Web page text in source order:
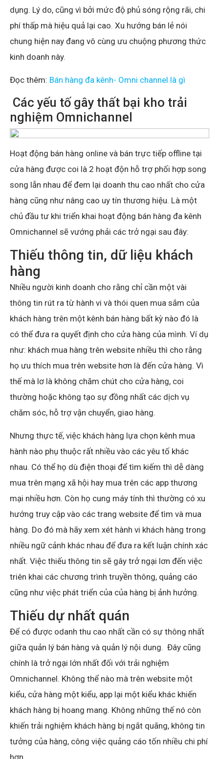
dụng. Lý do, cũng vì bởi mức độ phủ sóng rộng rãi, chi
phí thấp mà hiệu quả lại cao. Xu hướng bán lẻ nói
chung hiện nay đang vô cùng ưu chuộng phương thức
kinh doanh này.
Đọc thêm: Bán hàng đa kênh- Omni channel là gì
Các yếu tố gây thất bại kho trải
nghiệm Omnichannel
Hoạt động bán hàng online và bán trực tiếp offline tại
cửa hàng được coi là 2 hoạt độn hỗ trợ phối hợp song
song lẫn nhau để đem lại doanh thu cao nhất cho cửa
hàng cũng như nâng cao uy tín thương hiệu. Là một
chủ đầu tư khi triển khai hoạt động bán hàng đa kênh
Omnichannel sẽ vướng phải các trở ngại sau đây:
Thiếu thông tin, dữ liệu khách
hàng
Nhiều người kinh doanh cho rằng chỉ cần một vài
thông tin rút ra từ hành vi và thói quen mua sắm của
khách hàng trên một kênh bán hàng bất kỳ nào đó là
có thể đưa ra quyết định cho cửa hàng của mình. Ví dụ
như: khách mua hàng trên website nhiều thì cho rằng
họ ưu thích mua trên website hơn là đến cửa hàng. Vì
thế mà lơ là không chăm chút cho cửa hàng, coi
thường hoặc không tạo sự đồng nhất các dịch vụ
chăm sóc, hỗ trợ vận chuyển, giao hàng.
Nhưng thực tế, việc khách hàng lựa chọn kênh mua
hành nào phụ thuộc rất nhiều vào các yêu tố khác
nhau. Có thể họ dù điện thoại để tìm kiếm thì dễ dàng
mua trên mạng xã hội hay mua trên các app thương
mại nhiều hơn. Còn họ cung máy tính thì thường có xu
hướng truy cập vào các trang website để tìm và mua
hàng. Do đó mà hãy xem xét hành vi khách hàng trong
nhiều ngữ cảnh khác nhau để đưa ra kết luận chính xác
nhất. Việc thiếu thông tin sẽ gây trở ngại lơn đến việc
triên khai các chương trình truyền thông, quảng cáo
cũng như việc phát triển của của hàng bị ảnh hưởng.
Thiếu dự nhất quán
Để có được odanh thu cao nhất cần có sự thông nhất
giữa quản lý bán hàng và quản lý nội dung. Đây cũng
chính là trở ngại lớn nhất đối với trải nghiệm
Omnichannel. Không thể nào mà trên website một
kiểu, cửa hàng một kiểu, app lại một kiểu khác khiến
khách hàng bị hoang mang. Không những thế nó còn
khiến trải nghiệm khách hàng bị ngắt quãng, không tin
tưởng của hàng, công việc quảng cáo tốn nhiều chi phí